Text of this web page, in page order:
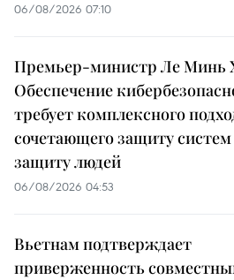
06/08/2026 07:10
Премьер-министр Ле Минь
Обеспечение
требует комплексного
сочетающего защиту
защиту людей
06/08/2026 04:53
Вьетнам подтверждает
приверженность